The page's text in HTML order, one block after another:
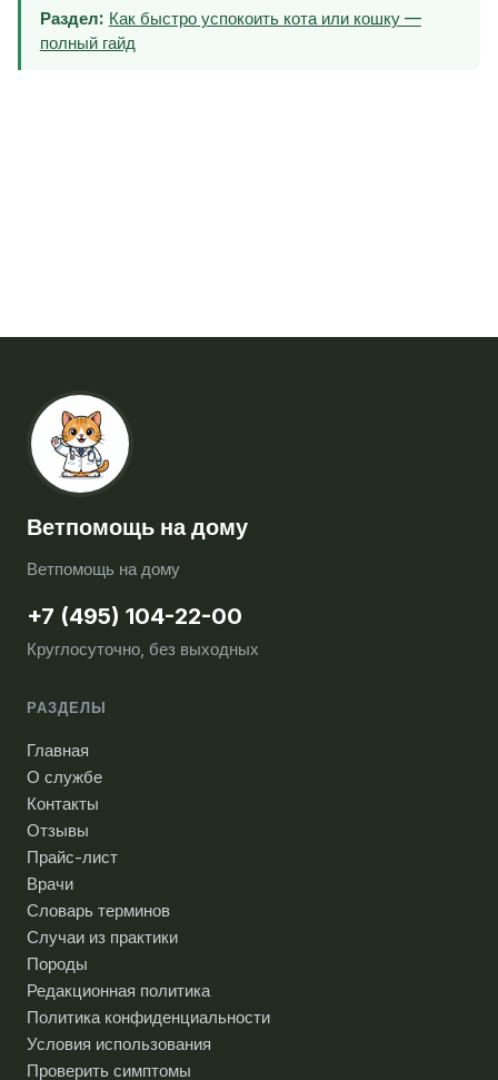
Раздел: Как быстро успокоить кота или кошку —
полный гайд
Ветпомощь на дому
Ветпомощь на дому
+7 (495) 104-22-00
Круглосуточно, без выходных
РАЗДЕЛЫ
Главная
О службе
Контакты
Отзывы
Прайс-лист
Врачи
Словарь терминов
Случаи из практики
Породы
Редакционная политика
Политика конфиденциальности
Условия использования
Проверить симптомы